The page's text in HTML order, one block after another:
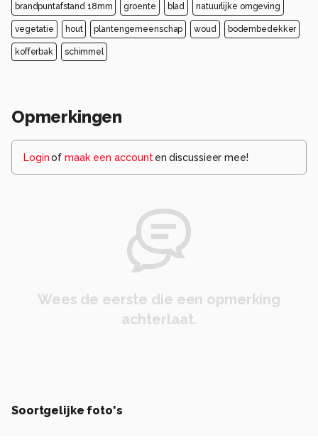
brandpuntafstand 18mm groente blad natuurlijke omgeving
vegetatie hout plantengemeenschap woud bodembedekker
kofferbak schimmel
Opmerkingen
Loginof maak een account en discussieer mee!
Wees de eerste die een opmerking
achterlaat.
Soortgelijke foto's